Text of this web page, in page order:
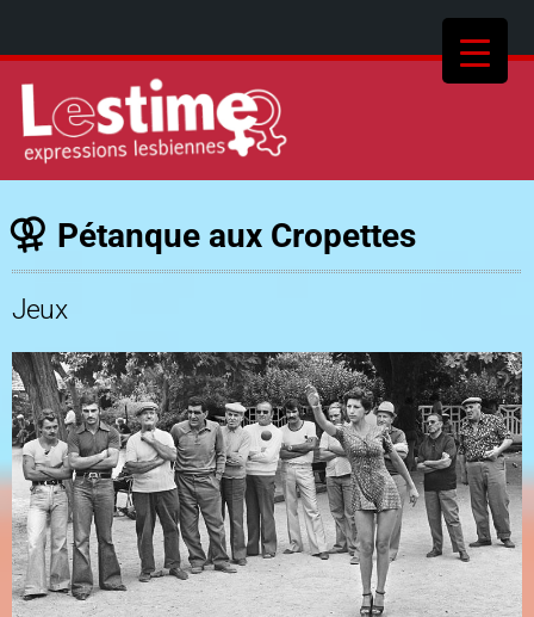
Pétanque aux Cropettes
Jeux